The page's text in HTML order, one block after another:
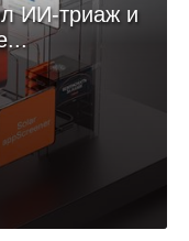
ИИ-триаж и